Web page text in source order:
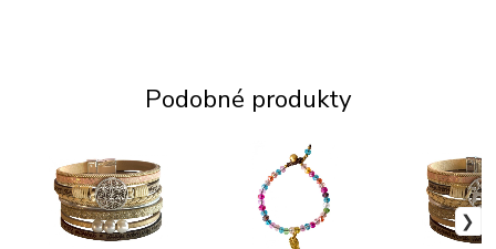
Podobné produkty